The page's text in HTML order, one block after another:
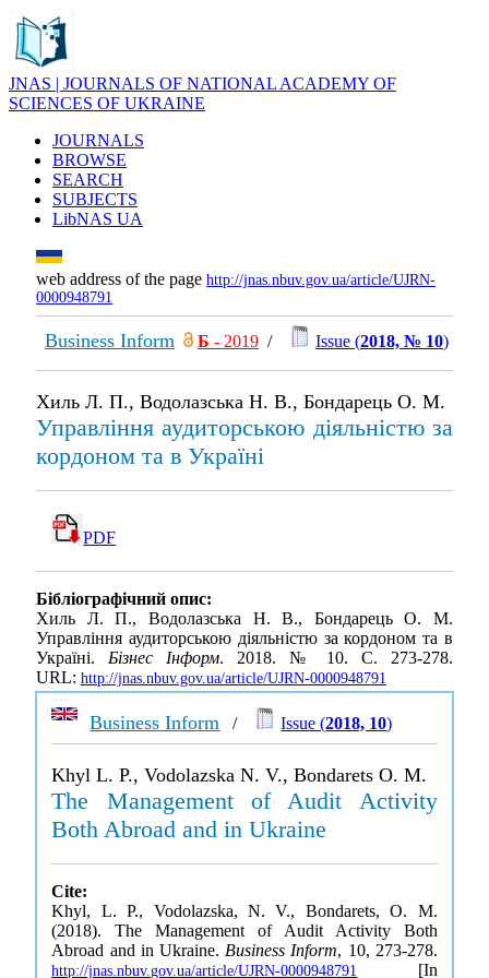
JNAS | JOURNALS OF NATIONAL ACADEMY OF
SCIENCES OF UKRAINE
JOURNALS
BROWSE
SEARCH
SUBJECTS
LibNAS UA
web address of the page http://jnas.nbuv.gov.ua/article/UJRN-
0000948791
Business Inform Б - 2019 / Issue (2018, № 10)
Хиль Л. П., Водолазська Н. В., Бондарець О. М.
Управління аудиторською діяльністю за
кордоном та в Україні
PDF
Бібліографічний опис:
Хиль Л. П., Водолазська Н. В., Бондарець О. М.
Управління аудиторською діяльністю за кордоном та в
Україні. Бізнес Інформ. 2018. № 10. С. 273-278.
URL: http://jnas.nbuv.gov.ua/article/UJRN-0000948791
Business Inform / Issue (2018, 10)
Khyl L. P., Vodolazska N. V., Bondarets O. M.
The Management of Audit Activity
Both Abroad and in Ukraine
Cite:
Khyl, L. P., Vodolazska, N. V., Bondarets, O. M.
(2018). The Management of Audit Activity Both
Abroad and in Ukraine. Business Inform, 10, 273-278.
http://jnas.nbuv.gov.ua/article/UJRN-0000948791 [In